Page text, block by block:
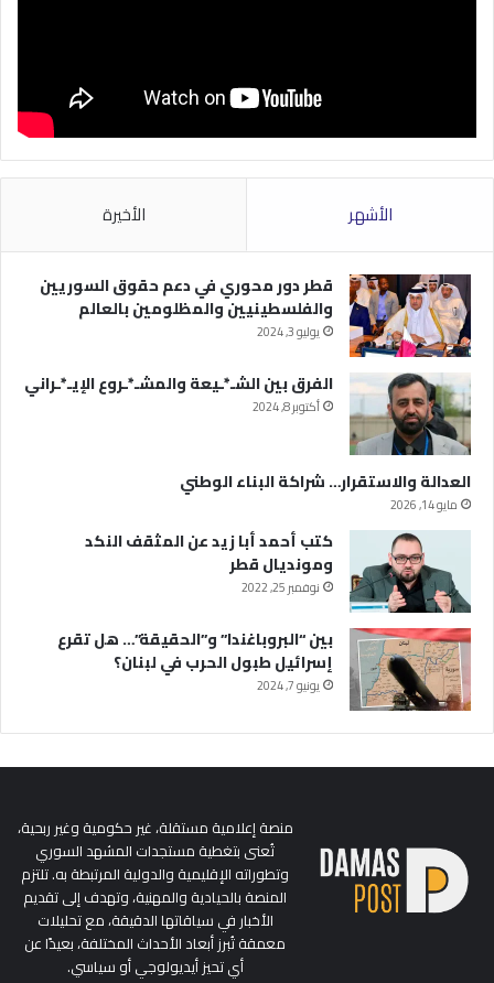
الأشهر الأخيرة
قطر دور محوري في دعم حقوق السوريين
والفلسطينيين والمظلومين بالعالم
يوليو 3, 2024
الفرق بين الشـ*ـيعة والمشـ*ـروع الإيـ*ـراني
أكتوبر 8, 2024
العدالة والاستقرار… شراكة البناء الوطني
مايو 14, 2026
كتب أحمد أبا زيد عن المثقف النكد
ومونديال قطر
نوفمبر 25, 2022
بين “البروباغندا” و”الحقيقة”… هل تقرع
إسرائيل طبول الحرب في لبنان؟
يونيو 7, 2024
منصة إعلامية مستقلة، غير حكومية وغير ربحية،
تُعنى بتغطية مستجدات المشهد السوري
وتطوراته الإقليمية والدولية المرتبطة به. تلتزم
المنصة بالحيادية والمهنية، وتهدف إلى تقديم
الأخبار في سياقاتها الدقيقة، مع تحليلات
معمقة تُبرز أبعاد الأحداث المختلفة، بعيدًا عن
أي تحيز أيديولوجي أو سياسي.